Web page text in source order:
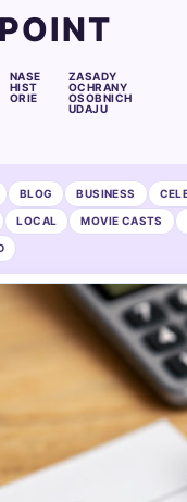
NASE
HIST
ORIE
ZASADY
OCHRANY
OSOBNICH
UDAJU
BLOG BUSINESS
LOCAL MOVIE CASTS